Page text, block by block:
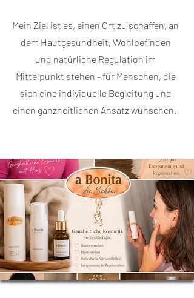
Mein Ziel ist es, einen Ort zu schaffen, an
dem Hautgesundheit, Wohlbefinden
und natürliche Regulation im
Mittelpunkt stehen - für Menschen, die
sich eine individuelle Begleitung und
einen ganzheitlichen Ansatz wünschen.